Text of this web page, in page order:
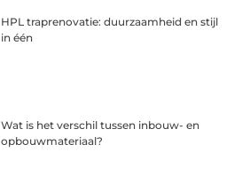
HPL traprenovatie: duurzaamheid en stijl
in één
Wat is het verschil tussen inbouw- en
opbouwmateriaal?